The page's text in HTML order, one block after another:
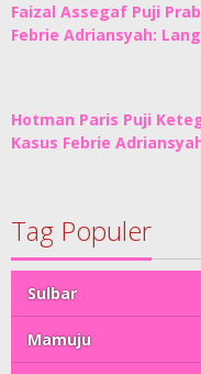
Faizal Assegaf Puji
Febrie Adriansyah:
Hotman Paris Puji
Kasus Febrie
Tag Populer
Sulbar
Mamuju